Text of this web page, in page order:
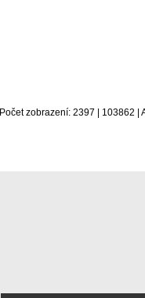
Počet zobrazení: 2397 | 103862 |